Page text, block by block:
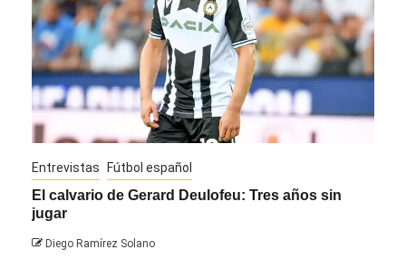
Entrevistas Fútbol español
El calvario de Gerard Deulofeu: Tres años sin
jugar
Diego Ramírez Solano